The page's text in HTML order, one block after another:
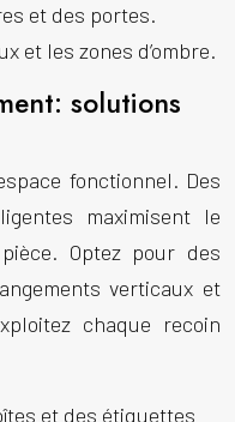
et des portes.
et les zones d’ombre.
solutions
fonctionnel. Des
maximisent le
Optez pour des
verticaux et
chaque recoin
et des étiquettes